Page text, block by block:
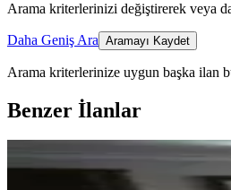
Arama kriterlerinizi değiştirerek veya
Daha Geniş Ara Aramayı Kaydet
Arama kriterlerinize uygun başka ilan
Benzer İlanlar